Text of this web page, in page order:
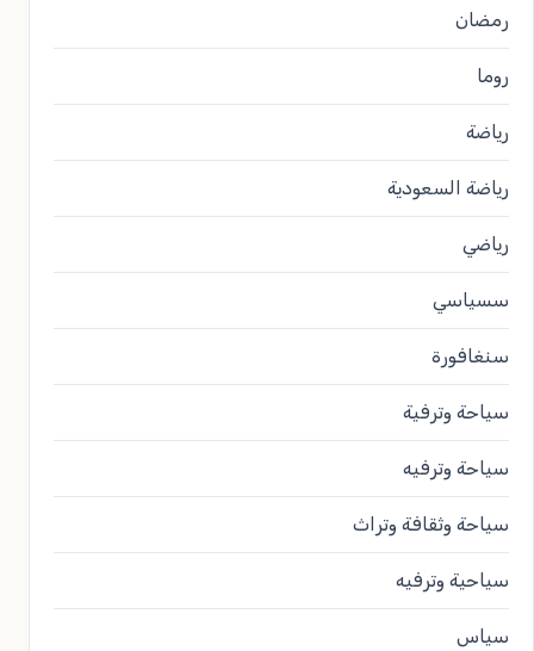
رمضان
روما
رياضة
رياضة السعودية
رياضي
سسياسي
سنغافورة
سياحة وترفية
سياحة وترفيه
سياحة وثقافة وتراث
سياحية وترفيه
سياس